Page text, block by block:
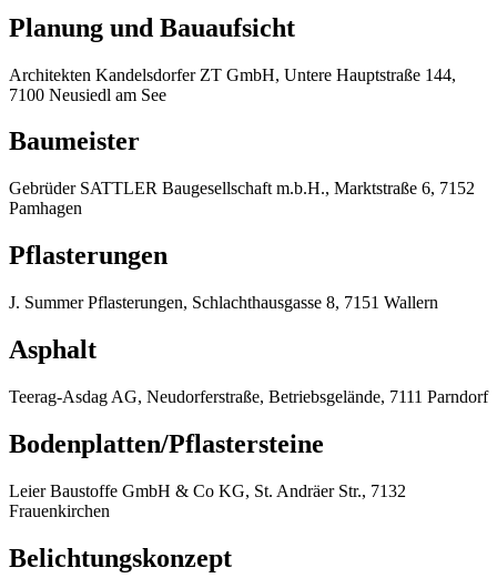
Planung und Bauaufsicht
Architekten Kandelsdorfer ZT GmbH, Untere Hauptstraße 144,
7100 Neusiedl am See
Baumeister
Gebrüder SATTLER Baugesellschaft m.b.H., Marktstraße 6, 7152
Pamhagen
Pflasterungen
J. Summer Pflasterungen, Schlachthausgasse 8, 7151 Wallern
Asphalt
Teerag-Asdag AG, Neudorferstraße, Betriebsgelände, 7111 Parndorf
Bodenplatten/Pflastersteine
Leier Baustoffe GmbH & Co KG, St. Andräer Str., 7132
Frauenkirchen
Belichtungskonzept